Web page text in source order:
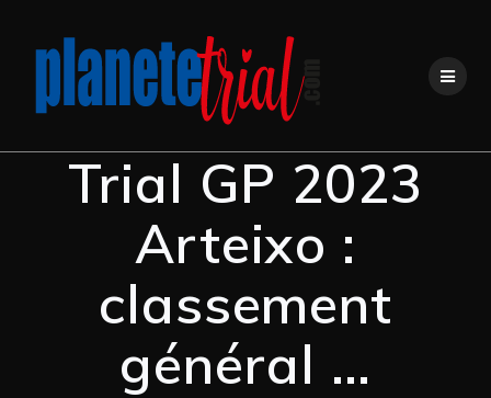
Trial GP 2023
Arteixo :
classement
général …